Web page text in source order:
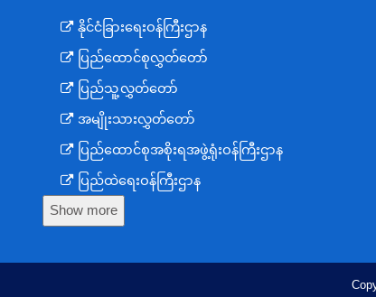
နိုင်ငံခြားရေးဝန်ကြီးဌာန
ပြည်ထောင်စုလွှတ်တော်
ပြည်သူ့လွှတ်တော်
အမျိုးသားလွှတ်တော်
ပြည်ထောင်စုအစိုးရအဖွဲ့ရုံးဝန်ကြီးဌာန
ပြည်ထဲရေးဝန်ကြီးဌာန
ကာကွယ်ရေးဝန်ကြီးဌာန
Show more